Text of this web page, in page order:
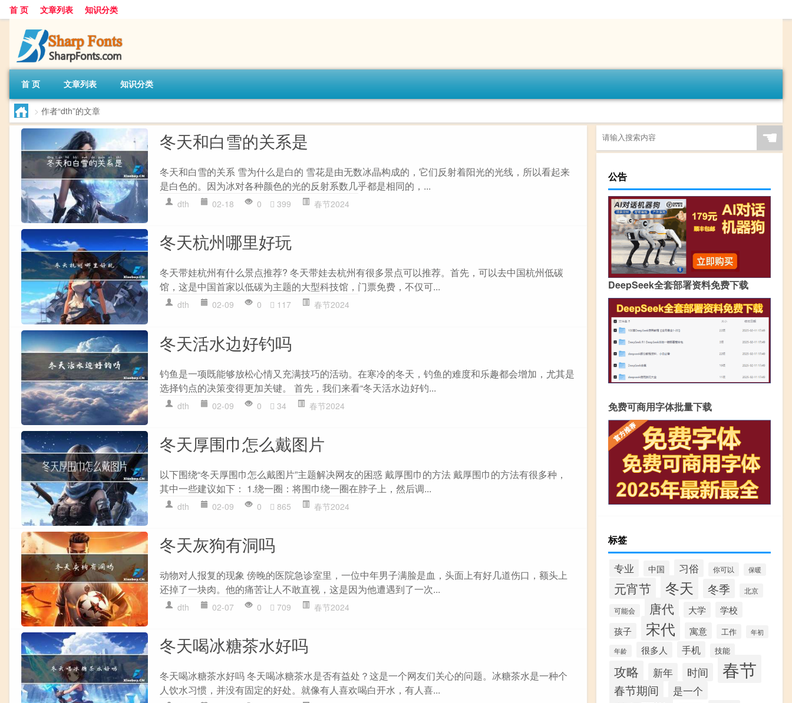
首 页 文章列表 知识分类
首 页 文章列表 知识分类
> 作者“dth”的文章
冬天和白雪的关系是
冬天和白雪的关系 雪为什么是白的 雪花是由无数冰晶构成的，它们反射着阳光的光线，所以看起来
是白色的。因为冰对各种颜色的光的反射系数几乎都是相同的，...
dth 02-18 0 399 春节2024
冬天杭州哪里好玩
冬天带娃杭州有什么景点推荐? 冬天带娃去杭州有很多景点可以推荐。首先，可以去中国杭州低碳
馆，这是中国首家以低碳为主题的大型科技馆，门票免费，不仅可...
dth 02-09 0 117 春节2024
冬天活水边好钓吗
钓鱼是一项既能够放松心情又充满技巧的活动。在寒冷的冬天，钓鱼的难度和乐趣都会增加，尤其是
选择钓点的决策变得更加关键。 首先，我们来看“冬天活水边好钓...
dth 02-09 0 34 春节2024
冬天厚围巾怎么戴图片
以下围绕“冬天厚围巾怎么戴图片”主题解决网友的困惑 戴厚围巾的方法 戴厚围巾的方法有很多种，
其中一些建议如下： 1.绕一圈：将围巾绕一圈在脖子上，然后调...
dth 02-09 0 865 春节2024
冬天灰狗有洞吗
动物对人报复的现象 傍晚的医院急诊室里，一位中年男子满脸是血，头面上有好几道伤口，额头上
还掉了一块肉。他的痛苦让人不敢直视，这是因为他遭遇到了一次...
dth 02-07 0 709 春节2024
冬天喝冰糖茶水好吗
冬天喝冰糖茶水好吗 冬天喝冰糖茶水是否有益处？这是一个网友们关心的问题。冰糖茶水是一种个
人饮水习惯，并没有固定的好处。就像有人喜欢喝白开水，有人喜...
☚
公告
DeepSeek全套部署资料免费下载
免费可商用字体批量下载
标签
专业 中国 习俗 你可以 保暖
元宵节 冬天 冬季 北京
可能会 唐代 大学
学校
孩子
宋代 寓意 工作 年初
年龄 很多人 手机 技能
攻略 新年 时间 春节
春节期间 是一个